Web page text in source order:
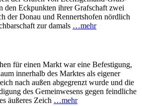
den Eckpunkten ihrer Grafschaft zwei
der Donau und Rennertshofen nördlich
zur damals …mehr
für einen Markt war eine Befestigung,
innerhalb des Marktes als eigener
nach außen abge­grenzt wurde und die
des Gemeinwesens gegen feindliche
äußeres Zeich …mehr